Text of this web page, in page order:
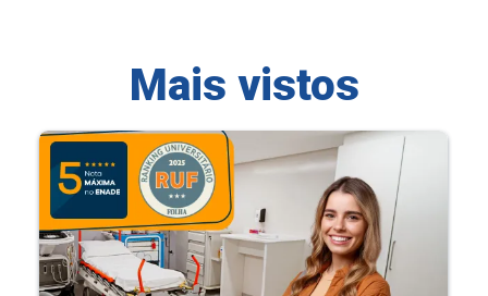
Mais vistos